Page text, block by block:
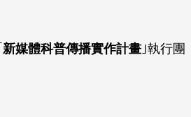
新媒體科普傳播實作計畫 ｣執行團